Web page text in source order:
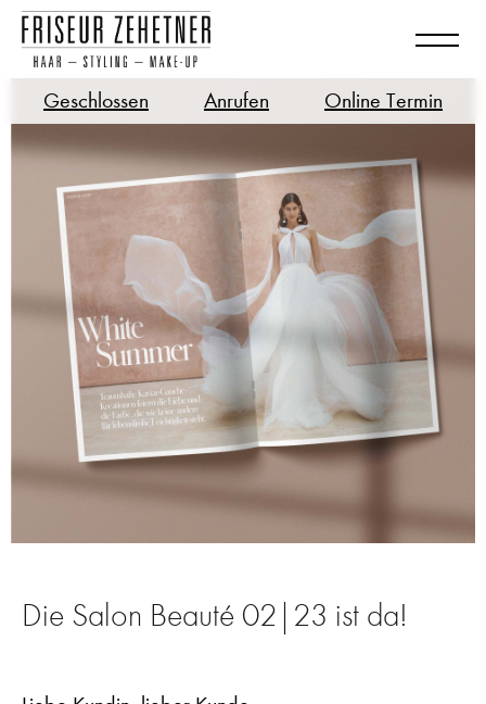
Geschlossen Anrufen Online Termin
Die Salon Beauté 02|23 ist da!